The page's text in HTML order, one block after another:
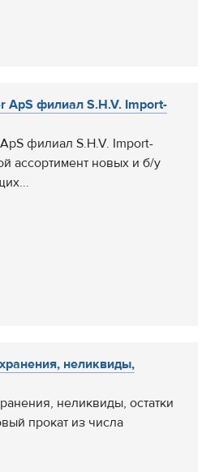
ApS филиал S.H.V. Import-
филиал S.H.V. Import-
ассортимент новых и б/y
неликвиды,
неликвиды, остатки
прокат из числа